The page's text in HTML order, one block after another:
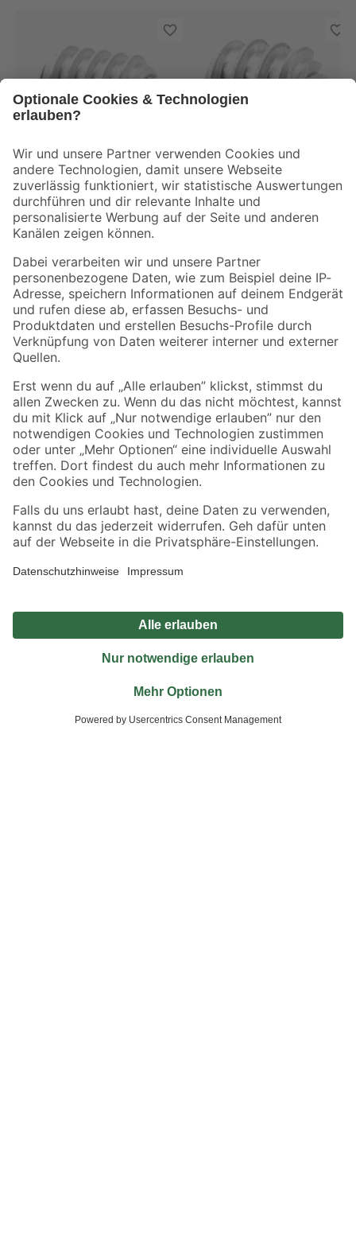
toom
Einschraubmuttern
M8 Stahl blank 4
Stück
3,89€
toom
Einschraubmuttern
Stück
3,89€
Sorglos, 90 Tage Umtauschgarantie
Abholung im Markt in 2 Stunden
Wissen & Service
Unternehmen